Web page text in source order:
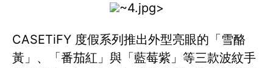
~4.jpg>
CASETiFY 度假系列推出外型亮眼的「雪酪
黃」、「番茄紅」與「藍莓紫」等三款波紋手